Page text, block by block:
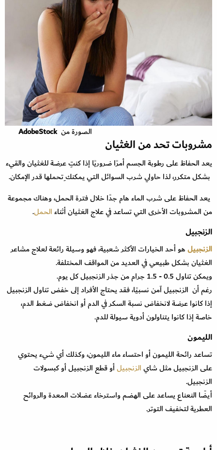
الصورة من AdobeStock
مشروبات تحد من الغثيان
يعد الحفاظ على رطوبة الجسم أمرًا ضروريًا إذا كنتِ عرضة للغثيان والقيء
بشكل متكرر، لذا حاولي شرب السوائل التي يمكنك ِتحملها قدر الإمكان.
يعد الحفاظ على شرب الماء هام جدًا خلال فترة الحمل، وهناك مجموعة
من المشروبات الأخرى التي تساعد في علاج الغثيان أثناءالحمل.
الزنجبيل
الزنجبيلهو أحد الخيارات الأكثر شعبية، فهو وسيلة رائعة لعلاج مشاعر
الغثيان بشكل طبيعي في العديد من المواقف المختلفة.
ويمكن تناول 0.5 - 1.5 جرام من جذر الزنجبيل كل يوم.
رغم أن الزنجبيل آمن نسبيًا، فقد يحتاج الأفراد إلى خفض تناول الزنجبيل
إذا كانوا عرضة لانخفاض نسبة السكر في الدم أو انخفاض ضغط الدم،
خاصة إذا كانوا يتناولون أدوية سيولة للدم.
الليمون
تساعد رائحة الليمون أو احتساء ماء الليمون، وكذلك أي شيء يحتوي
على الزنجبيل مثل شايالزنجبيلأو قطع الزنجبيل أو كبسولات
الزنجبيل.
أيضًا النعناع يساعد على الهضم واسترخاء عضلات المعدة والروائح
العطرية لتخفيف التوتر.